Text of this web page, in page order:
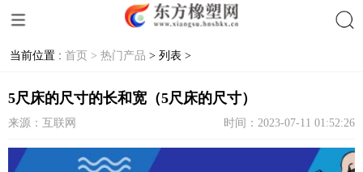
当前位置 : 首页 > 热门产品 > 列表 >
5尺床的尺寸的长和宽（5尺床的尺寸）
来源：互联网 时间：2023-07-11 01:52:26